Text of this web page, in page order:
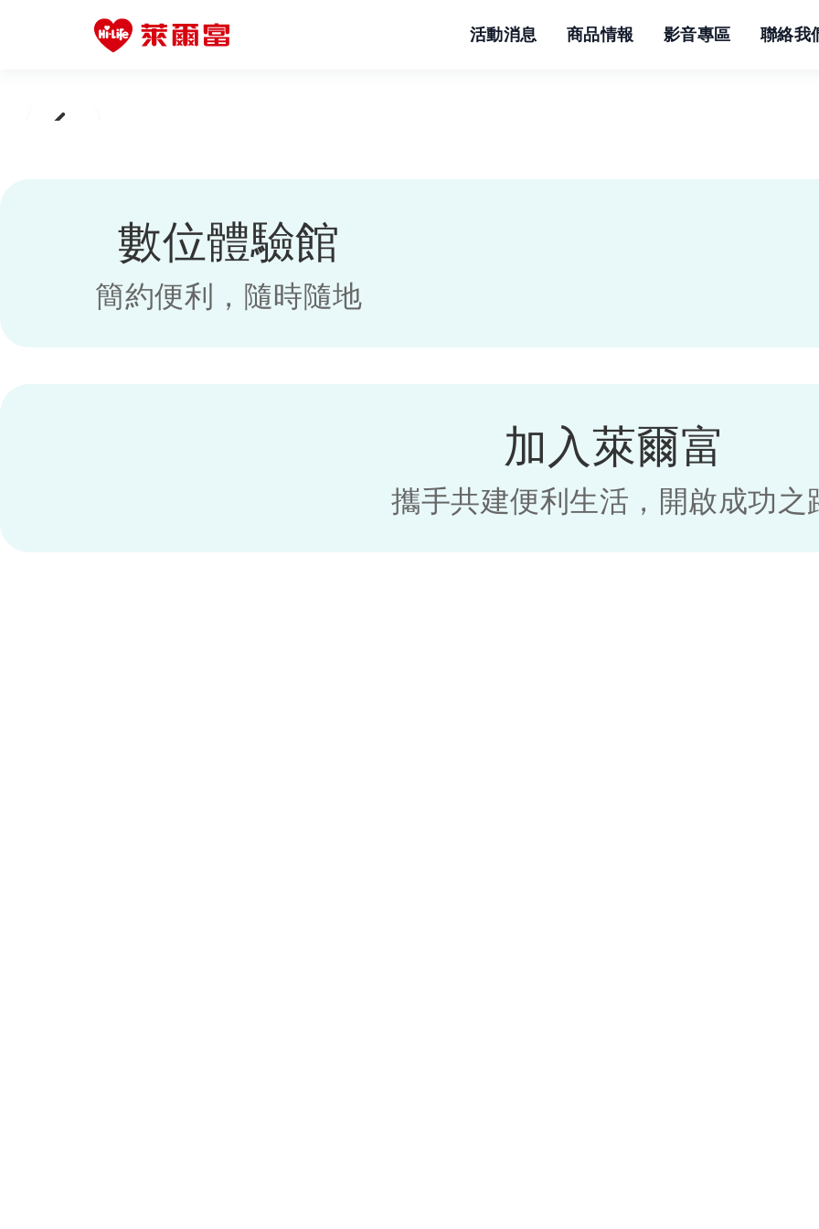
活動消息 商品情報 影音專區 聯絡我
數位體驗館
簡約便利，隨時隨地
加入萊爾富
攜手共建便利生活，開啟成功之